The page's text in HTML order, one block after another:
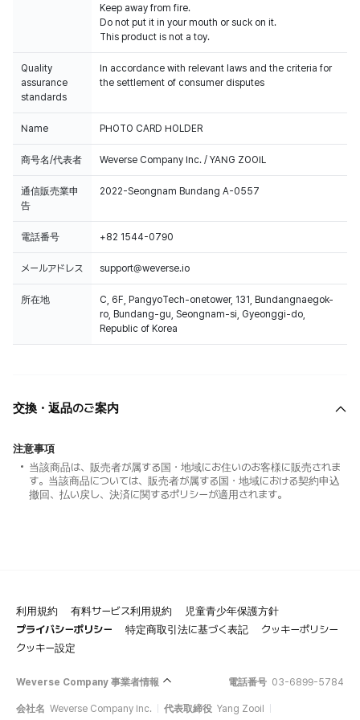
Keep away from fire.
Do not put it in your mouth or suck on it.
This product is not a toy.
Quality
assurance
standards
In accordance with relevant laws and the criteria for
the settlement of consumer disputes
Name PHOTO CARD HOLDER
商号名/代表者 Weverse Company Inc. / YANG ZOOIL
通信販売業申
告
2022-Seongnam Bundang A-0557
電話番号 +82 1544-0790
メールアドレス support@weverse.io
所在地
C, 6F, PangyoTech-onetower, 131, Bundangnaegok-
ro, Bundang-gu, Seongnam-si, Gyeonggi-do,
Republic of Korea
交換・返品のご案内
注意事項
当該商品は、販売者が属する国・地域にお住いのお客様に販売されま
す。当該商品については、販売者が属する国・地域における契約申込
撤回、払い戻し、決済に関するポリシーが適用されます。
利用規約 有料サービス利用規約
児童青少年保護方針
プライバシーポリシー
特定商取引法に基づく表記
クッキーポリシー
クッキー設定
Weverse Company 事業者情報 電話番号 03-6899-5784
会社名 Weverse Company Inc. 代表取締役 Yang Zooil